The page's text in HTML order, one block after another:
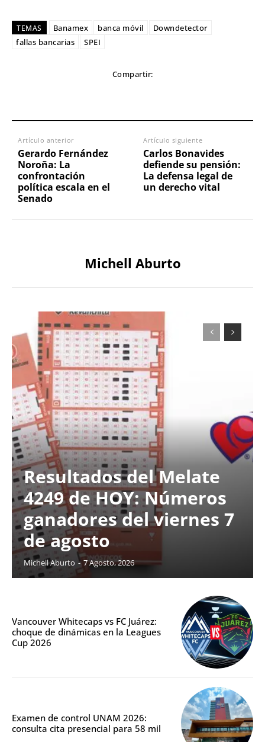
TEMAS Banamex banca móvil
Downdetector
fallas bancarias
SPEI
Compartir:
Artículo anterior
Gerardo Fernández
Noroña: La
confrontación
política escala en el
Senado
Artículo siguiente
Carlos Bonavides
defiende su pensión:
La defensa legal de
un derecho vital
Michell Aburto
Resultados del Melate
4249 de HOY: Números
ganadores del viernes 7
de agosto
Michell Aburto - 7 Agosto, 2026
Vancouver Whitecaps vs FC Juárez:
choque de dinámicas en la Leagues
Cup 2026
Examen de control UNAM 2026:
consulta cita presencial para 58 mil